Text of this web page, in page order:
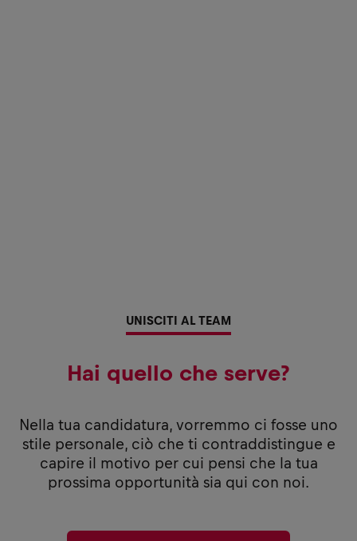
UNISCITI AL TEAM
Hai quello che serve?
Nella tua candidatura, vorremmo ci fosse uno
stile personale, ciò che ti contraddistingue e
capire il motivo per cui pensi che la tua
prossima opportunità sia qui con noi.